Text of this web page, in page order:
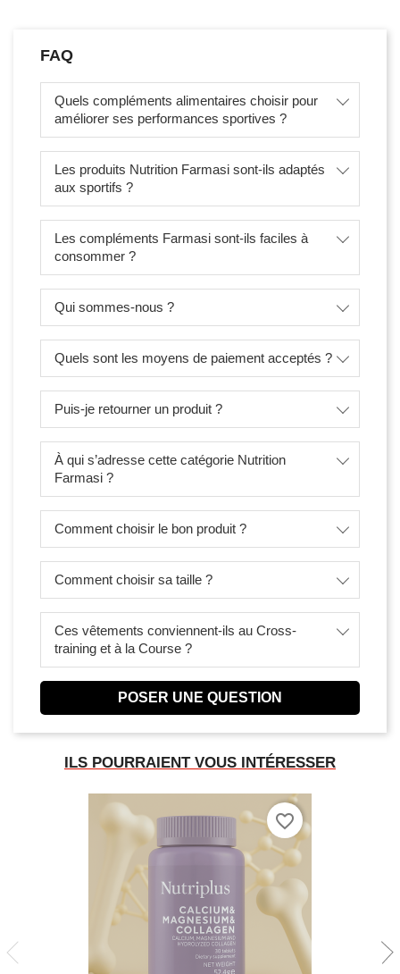
FAQ
Quels compléments alimentaires choisir pour
améliorer ses performances sportives ?
Les produits Nutrition Farmasi sont-ils adaptés
aux sportifs ?
Les compléments Farmasi sont-ils faciles à
consommer ?
Qui sommes-nous ?
Quels sont les moyens de paiement acceptés ?
Puis-je retourner un produit ?
À qui s’adresse cette catégorie Nutrition
Farmasi ?
Comment choisir le bon produit ?
Comment choisir sa taille ?
Ces vêtements conviennent-ils au Cross-
training et à la Course ?
POSER UNE QUESTION
ILS POURRAIENT VOUS INTÉRESSER
favorite_border